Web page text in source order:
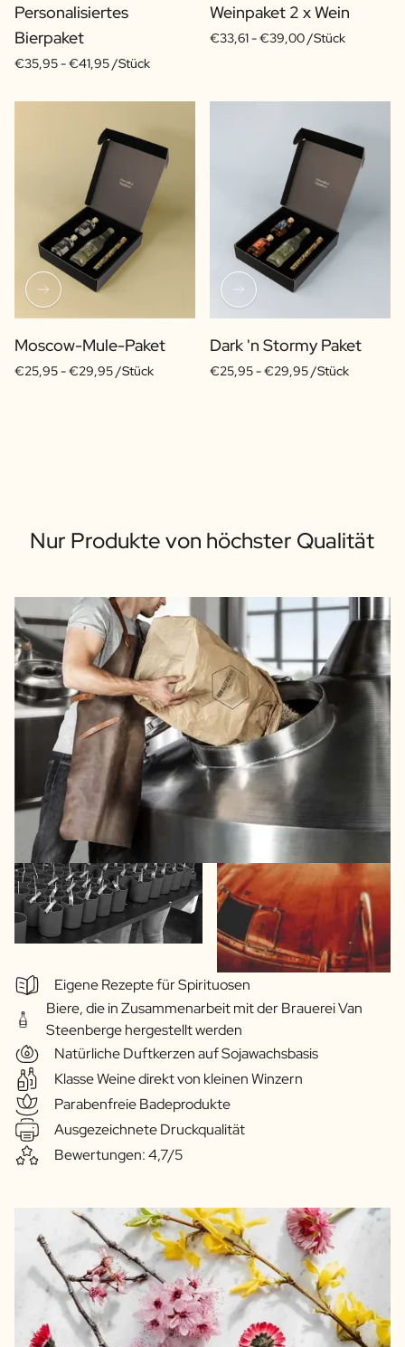
Personalisiertes
Bierpaket
€35,95 -€41,95 /Stück
Weinpaket 2 x Wein
€33,61 -€39,00 /Stück
Moscow-Mule-Paket
€25,95 -€29,95 /Stück
Dark 'n Stormy Paket
€25,95 -€29,95 /Stück
Nur Produkte von höchster Qualität
Eigene Rezepte für Spirituosen
Biere, die in Zusammenarbeit mit der Brauerei Van
Steenberge hergestellt werden
Natürliche Duftkerzen auf Sojawachsbasis
Klasse Weine direkt von kleinen Winzern
Parabenfreie Badeprodukte
Ausgezeichnete Druckqualität
Bewertungen: 4,7/5